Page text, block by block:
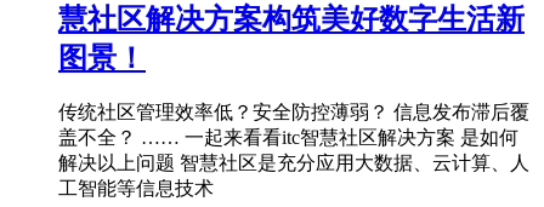
慧社区解决方案构筑美好数字生活新
图景！
传统社区管理效率低？安全防控薄弱？ 信息发布滞后覆
盖不全？ …… 一起来看看itc智慧社区解决方案 是如何
解决以上问题 智慧社区是充分应用大数据、云计算、人
工智能等信息技术